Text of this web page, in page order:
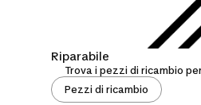
Riparabile
Trova i pezzi di ricambio
Pezzi di ricambio
Trave